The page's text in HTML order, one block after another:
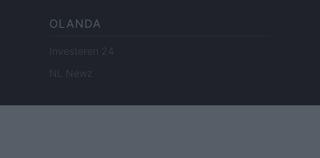
OLANDA
Investeren 24
NL Newz